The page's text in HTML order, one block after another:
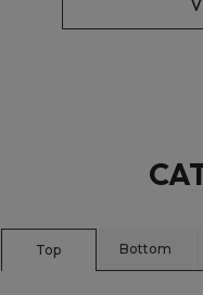
Top Bottom